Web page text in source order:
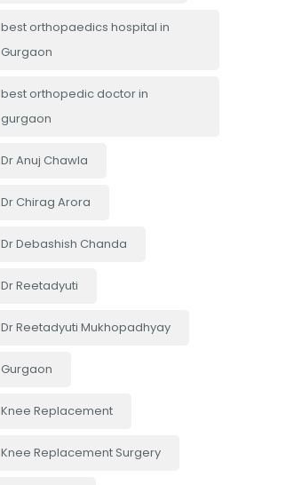
best orthopaedics hospital in
Gurgaon
best orthopedic doctor in
gurgaon
Dr Anuj Chawla
Dr Chirag Arora
Dr Debashish Chanda
Dr Reetadyuti
Dr Reetadyuti Mukhopadhyay
Gurgaon
Knee Replacement
Knee Replacement Surgery